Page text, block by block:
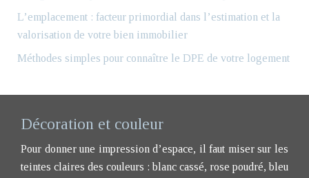
L’emplacement : facteur primordial dans l’estimation et la
valorisation de votre bien immobilier
Méthodes simples pour connaître le DPE de votre logement
Décoration et couleur
Pour donner une impression d’espace, il faut miser sur les
teintes claires des couleurs : blanc cassé, rose poudré, bleu